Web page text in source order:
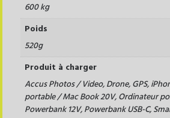
600 kg
Poids
520g
Produit à charger
Accus Photos / Video, Drone, GPS,
portable / Mac Book 20V, Ordinateur
Powerbank 12V, Powerbank USB-C,